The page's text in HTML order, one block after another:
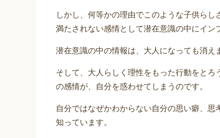
しかし、何等かの理由でこのような子供ら
満たされない感情として潜在意識の中にイン
潜在意識の中の情報は、大人になっても消え
そして、大人らしく理性をもった行動をと
の感情が、自分を惑わせてしまうのです。
自分ではなぜかわからない自分の思い癖、
知っています。